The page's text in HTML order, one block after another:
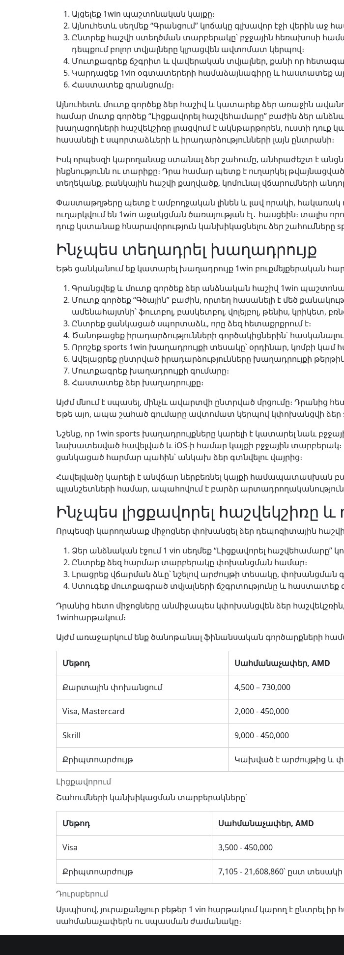
Այցելեք 1win պաշտոնական կայքը։
Այնուհետև սեղմեք “Գրանցում” կոճակը գլխավոր էջի վերին աջ
Ընտրեք հաշվի ստեղծման տարբերակը՝ բջջային հեռախոսի
դեպքում բոլոր տվյալները կլրացվեն ավտոմատ կերպով։
Մուտքագրեք ճշգրիտ և վավերական տվյալներ, քանի որ
Կարդացեք 1vin օգտատերերի համաձայնագիրը և հաստատեք
Հաստատեք գրանցումը։
Այնուհետև մուտք գործեք ձեր հաշիվ և կատարեք ձեր առաջին
համար մուտք գործեք “Լիցքավորել հաշվեհամարը” բաժին ձեր
խաղացողների հաշվեկշիռը լրացվում է ակնթարթորեն, ուստի դուք
հասանելի է սպորտաձևերի և իրադարձությունների լայն ընտրանի։
Իսկ որպեսզի կարողանաք ստանալ ձեր շահումը, անհրաժեշտ է
ինքնությունն ու տարիքը։ Դրա համար պետք է ուղարկել
տեղեկանք, բանկային հաշվի քաղվածք, կոմունալ վճարումների
Փաստաթղթերը պետք է ամբողջական լինեն և լավ որակի, հակառակ
ուղարկվում են 1win աջակցման ծառայության էլ․ հասցեին։
դուք կստանաք հնարավորություն կանխիկացնելու ձեր շահումները
Ինչպես տեղադրել խաղադրույք
Եթե ցանկանում եք կատարել խաղադրույք 1win բուքմեյքերական
Գրանցվեք և մուտք գործեք ձեր անձնական հաշիվ 1win
Մուտք գործեք “Գծային” բաժին, որտեղ հասանելի է մեծ
ամենահայտնի՝ ֆուտբոլ, բասկետբոլ, վոլեյբոլ, թենիս, կրիկետ,
Ընտրեք ցանկացած սպորտաձև, որը ձեզ հետաքրքրում է։
Ծանոթացեք իրադարձությունների գործակիցներին՝
Որոշեք sports 1win խաղադրույքի տեսակը՝ օրդինար, կոմբի
Ավելացրեք ընտրված իրադարձությունները խաղադրույքի
Մուտքագրեք խաղադրույքի գումարը։
Հաստատեք ձեր խաղադրույքը։
Այժմ մնում է սպասել, մինչև ավարտվի ընտրված մրցումը։ Դրանից
Եթե այո, ապա շահած գումարը ավտոմատ կերպով կփոխանցվի ձեր
Նշենք, որ 1win sports խաղադրույքները կարելի է կատարել նաև
նախատեսված հավելված և iOS-ի համար կայքի բջջային
ցանկացած հարմար պահին՝ անկախ ձեր գտնվելու վայրից։
Հավելվածը կարելի է անվճար ներբեռնել կայքի համապատասխան
պլանշետների համար, ապահովում է բարձր
Ինչպես լիցքավորել հաշվեկշիռը և
Որպեսզի կարողանաք միջոցներ փոխանցել ձեր դեպոզիտային
Ձեր անձնական էջում 1 vin սեղմեք “Լիցքավորել հաշվեհամարը”
Ընտրեք ձեզ հարմար տարբերակը փոխանցման համար։
Լրացրեք վճարման ձևը՝ նշելով արժույթի տեսակը, փոխանցման
Ստուգեք մուտքագրած տվյալների ճշգրտությունը և հաստատեք
Դրանից հետո միջոցները անմիջապես կփոխանցվեն ձեր
1winհարթակում։
Այժմ առաջարկում ենք ծանոթանալ ֆինանսական գործարքների
Լիցքավորում
Մեթոդ Սահմանաչափեր, AMD
Քարտային փոխանցում 4,500 – 730,000
Visa, Mastercard 2,000 - 450,000
Skrill 9,000 - 450,000
Քրիպտոարժույթ Կախված է արժույթից և
Շահումների կանխիկացման տարբերակները՝
Դուրսբերում
Մեթոդ Սահմանաչափեր, AMD
Visa 3,500 - 450,000
Քրիպտոարժույթ 7,105 - 21,608,860՝ ըստ տեսակի
Այսպիսով, յուրաքանչյուր բեթեր 1 vin հարթակում կարող է
սահմանաչափերն ու սպասման ժամանակը։